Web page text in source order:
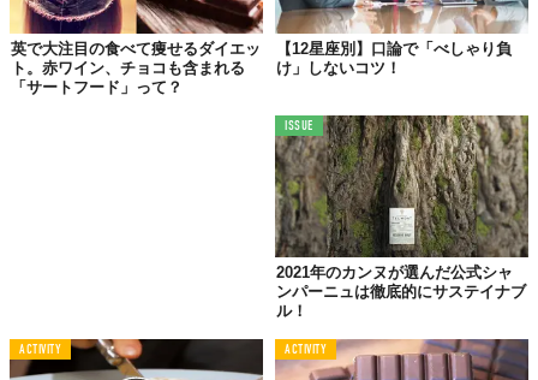
©株式会社フラッグ
英で大注目の食べて痩せるダイエッ
ト。赤ワイン、チョコも含まれる
「サートフード」って？
【12星座別】口論で「べしゃり負
け」しないコツ！
ISSUE
2021年のカンヌが選んだ公式シャ
ンパーニュは徹底的にサステイナブ
ル！
ACTIVITY ACTIVITY